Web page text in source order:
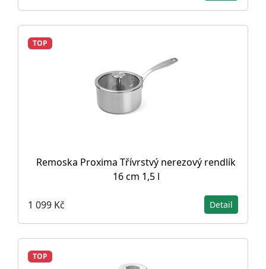
TOP
Remoska Proxima Třívrstvý nerezový rendlík
16 cm 1,5 l
1 099 Kč Detail
TOP